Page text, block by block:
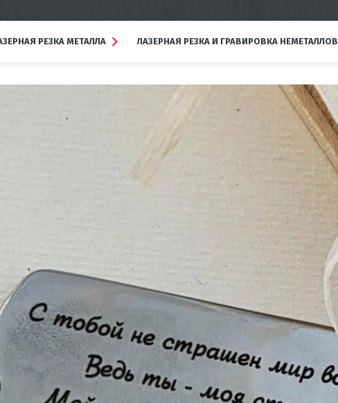
РЕЗКА МЕТАЛЛА
резка черного
резка цветных
ЛАЗЕРНАЯ РЕЗКА И ГРАВИРОВКА НЕМЕТАЛЛОВ
Подробнее
Лазерная резка неметаллов
Лазерная резка акрила
Лазерная резка PET, APET
Лазерная гравировка